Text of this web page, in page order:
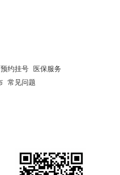
预约挂号
医保服务
常见问题